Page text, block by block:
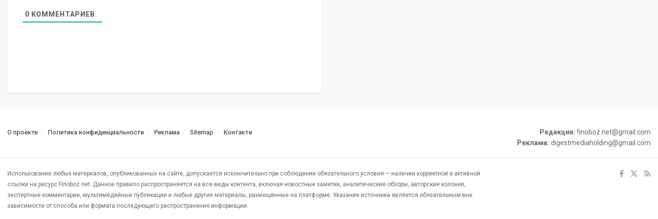
0 КОММЕНТАРИЕВ
О проекте Политика конфиденциальности Реклама Sitemap Контакти Редакция: finoboz.net@gmail.com
Реклама: digestmediaholding@gmail.com
Использование любых материалов, опубликованных на сайте, допускается исключительно при соблюдении обязательного условия — наличии корректной и активной
ссылки на ресурс Finoboz.net. Данное правило распространяется на все виды контента, включая новостные заметки, аналитические обзоры, авторские колонки,
экспертные комментарии, мультимедийные публикации и любые другие материалы, размещённые на платформе. Указание источника является обязательным вне
зависимости от способа или формата последующего распространения информации.